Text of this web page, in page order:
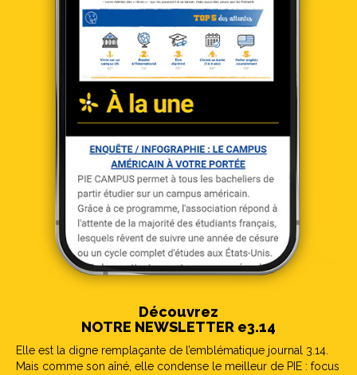
Découvrez
NOTRE NEWSLETTER e3.14
Elle est la digne remplaçante de l’emblématique journal 3.14.
Mais comme son aîné, elle condense le meilleur de PIE : focus